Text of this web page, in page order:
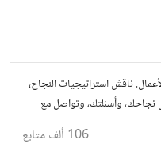
ناقش استراتيجيات النجاح،
نجاحك، وأسئلتك، وتواصل مع
106 ألف متابع